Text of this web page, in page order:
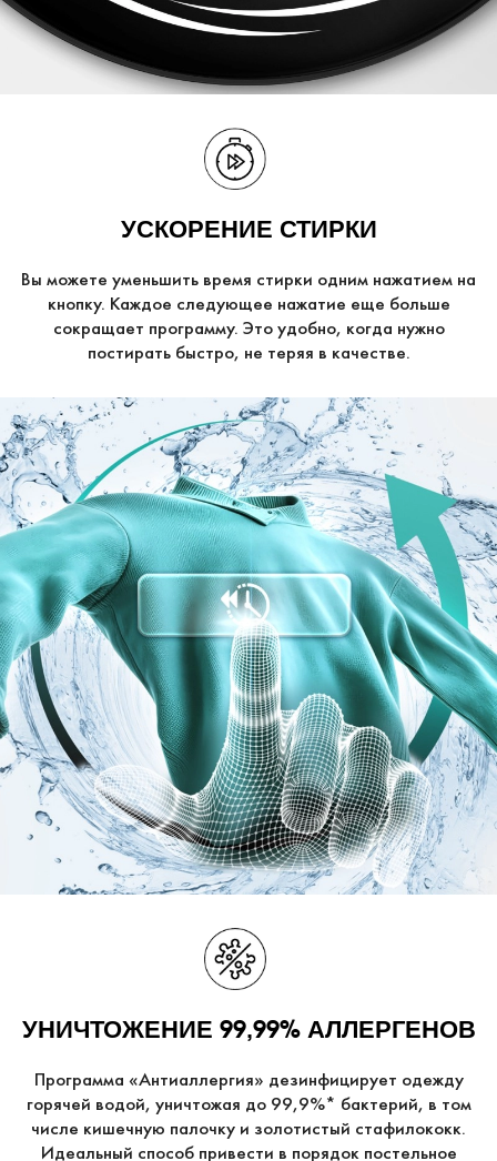
УСКОРЕНИЕ СТИРКИ
Вы можете уменьшить время стирки одним нажатием на
кнопку. Каждое следующее нажатие еще больше
сокращает программу. Это удобно, когда нужно
постирать быстро, не теряя в качестве.
УНИЧТОЖЕНИЕ 99,99% АЛЛЕРГЕНОВ
Программа «Антиаллергия» дезинфицирует одежду
горячей водой, уничтожая до 99,9%* бактерий, в том
числе кишечную палочку и золотистый стафилококк.
Идеальный способ привести в порядок постельное